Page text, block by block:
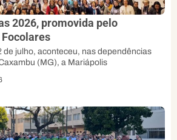
2026, promovida pelo
de julho, aconteceu, nas dependências
(MG), a Mariápolis